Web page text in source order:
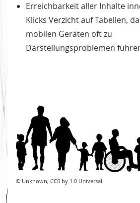
Erreichbarkeit aller Inhalte
Klicks Verzicht auf Tabellen,
mobilen Geräten oft zu
Darstellungsproblemen
© Unknown, CC0 by 1.0 Universal